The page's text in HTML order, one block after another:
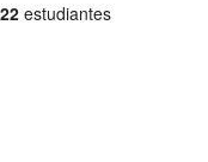
22 estudiantes